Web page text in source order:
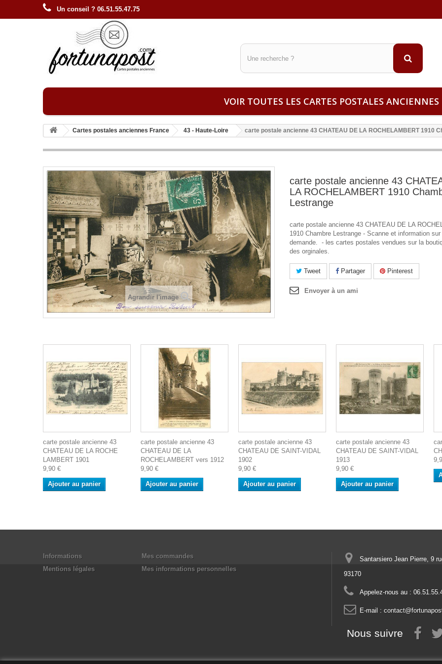
Un conseil ? 06.51.55.47.75
VOIR TOUTES LES CARTES POSTALES ANCIENNES
Cartes postales anciennes France 43 - Haute-Loire carte postale ancienne 43 CHATEAU DE LA ROCHELAMBERT 1910
Agrandir l'image
carte postale ancienne 43
LA ROCHELAMBERT 1910
Lestrange
carte postale ancienne 43 CHATEAU DE LA
1910 Chambre Lestrange - Scanne et information sur
demande. - les cartes postales vendues sur la
des orginales.
Tweet Partager Pinterest
Envoyer à un ami
carte postale ancienne 43
CHATEAU DE LA ROCHE
LAMBERT 1901
9,90 €
Ajouter au panier
carte postale ancienne 43
CHATEAU DE LA
ROCHELAMBERT vers 1912
9,90 €
Ajouter au panier
carte postale ancienne 43
CHATEAU DE SAINT-VIDAL
1902
9,90 €
Ajouter au panier
carte postale ancienne 43
CHATEAU DE SAINT-VIDAL
1913
9,90 €
Ajouter au panier
Informations
Mentions légales
Mes commandes
Mes informations personnelles
Santarsiero Jean Pierre, 9
93170
Appelez-nous au :
E-mail :
Nous suivre